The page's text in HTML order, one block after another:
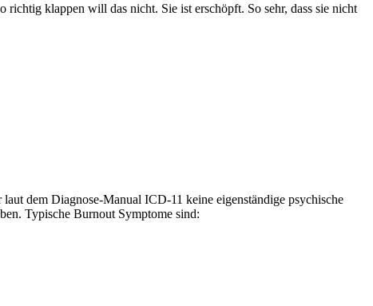
richtig klappen will das nicht. Sie ist erschöpft. So sehr, dass sie nicht
dem Diagnose-Manual ICD-11 keine eigenständige psychische
Typische Burnout Symptome sind: